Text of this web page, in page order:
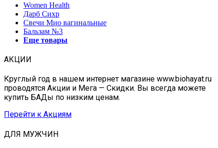
Women Health
Дарб Сихр
Свечи Мио вагинальные
Бальзам №3
Еще товары
АКЦИИ
Круглый год в нашем интернет магазине www.biohayat.ru
проводятся Акции и Мега — Скидки. Вы всегда можете
купить БАДы по низким ценам.
Перейти к Акциям
ДЛЯ МУЖЧИН